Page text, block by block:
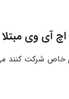
آی وی
شرکت کنند می